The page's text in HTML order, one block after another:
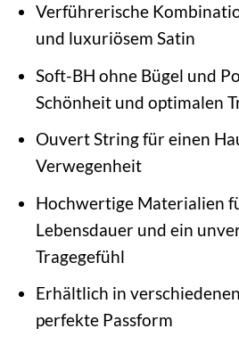
Verführerische
und luxuriösem Satin
Soft-BH ohne Bügel und
Schönheit und optimalen
Ouvert String für einen
Verwegenheit
Hochwertige Materialien
Lebensdauer und ein
Tragegefühl
Erhältlich in
perfekte Passform